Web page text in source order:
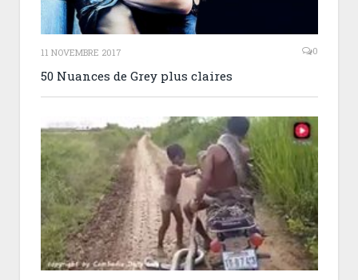
11 NOVEMBRE 2017 0
50 Nuances de Grey plus claires